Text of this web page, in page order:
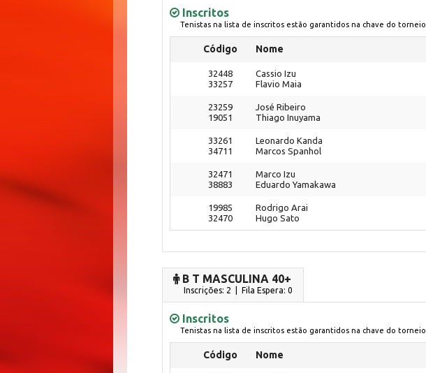
Inscritos
Tenistas na lista de inscritos estão garantidos na chave do torneio
Código Nome
32448
33257
Cassio Izu
Flavio Maia
23259
19051
José Ribeiro
Thiago Inuyama
33261
34711
Leonardo Kanda
Marcos Spanhol
32471
38883
Marco Izu
Eduardo Yamakawa
19985
32470
Rodrigo Arai
Hugo Sato
B T MASCULINA 40+
Inscrições: 2 | Fila Espera: 0
Inscritos
Tenistas na lista de inscritos estão garantidos na chave do torneio
Código Nome